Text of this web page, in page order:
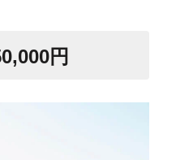
円